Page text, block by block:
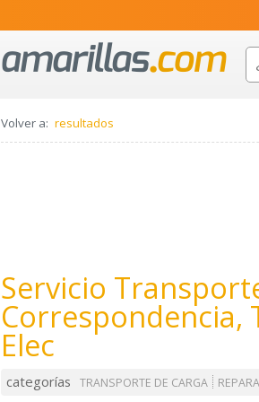
Volver a: resultados
Servicio
Correspondencia,
Elec
categorías TRANSPORTE DE CARGA